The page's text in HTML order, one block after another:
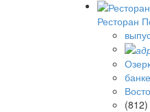
Ресторан